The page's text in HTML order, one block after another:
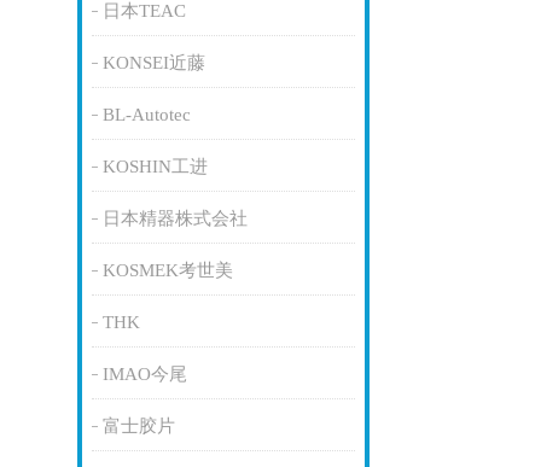
日本TEAC
KONSEI近藤
BL-Autotec
KOSHIN工进
日本精器株式会社
KOSMEK考世美
THK
IMAO今尾
富士胶片